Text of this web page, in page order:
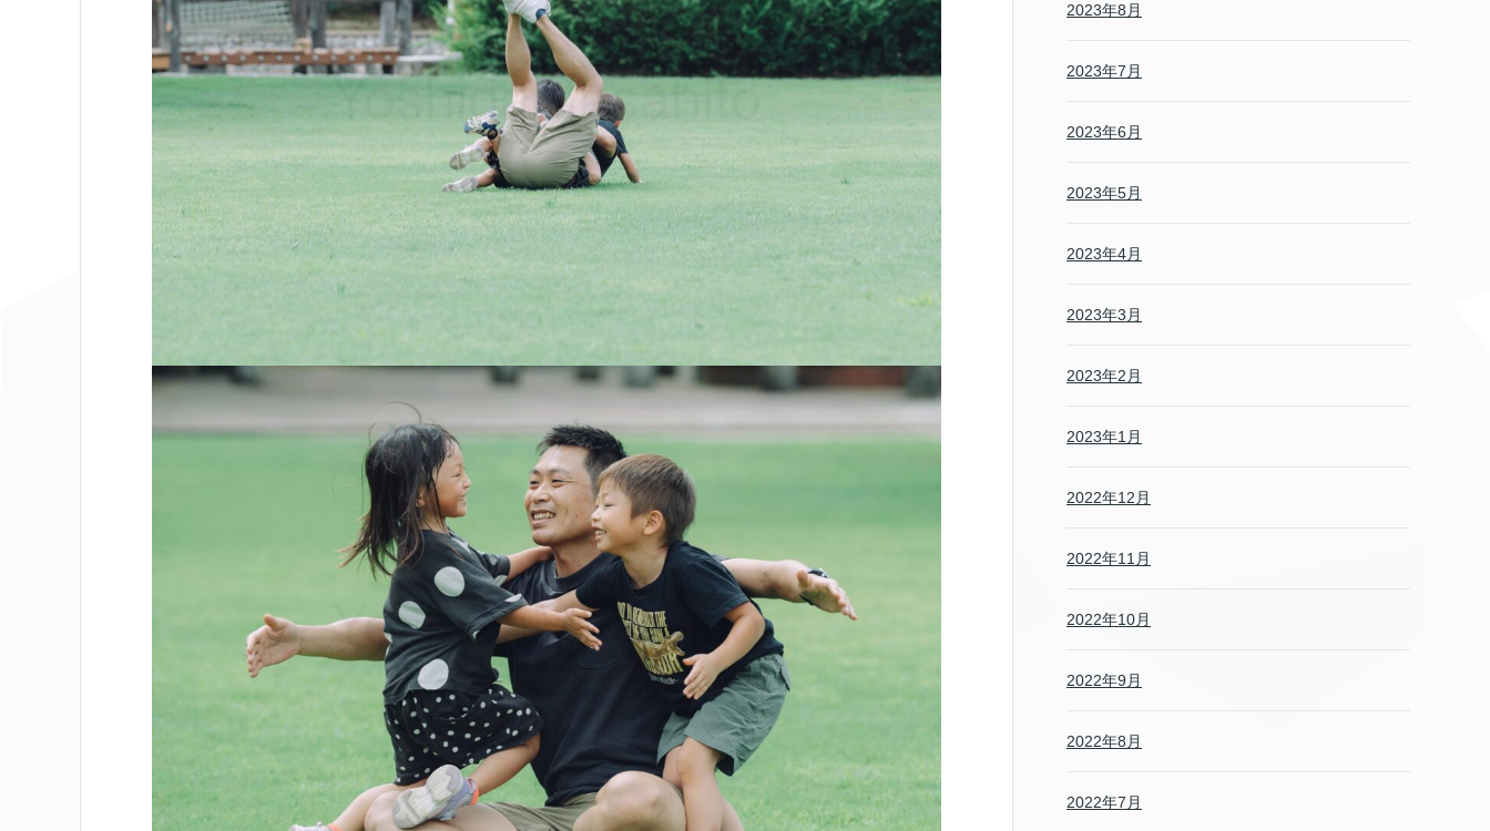
2023年8月
2023年7月
2023年6月
2023年5月
2023年4月
2023年3月
2023年2月
2023年1月
2022年12月
2022年11月
2022年10月
2022年9月
2022年8月
2022年7月